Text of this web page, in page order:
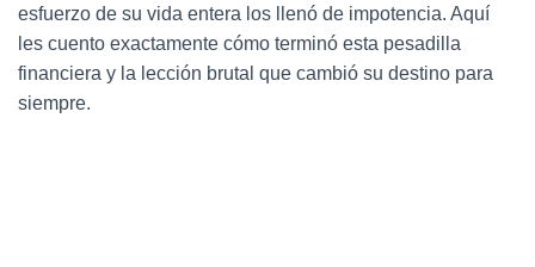
esfuerzo de su vida entera los llenó de impotencia. Aquí
les cuento exactamente cómo terminó esta pesadilla
financiera y la lección brutal que cambió su destino para
siempre.